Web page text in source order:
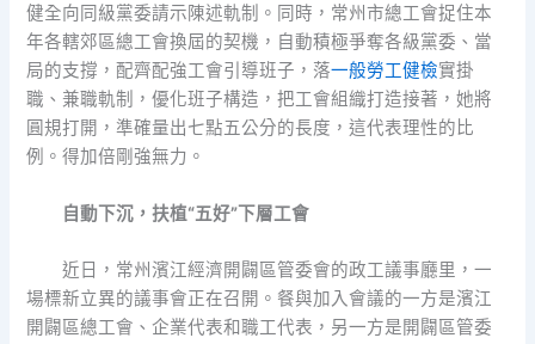
健全向同級黨委請示陳述軌制。同時，常州市總工會捉住本
年各轄郊區總工會換屆的契機，自動積極爭奪各級黨委、當
局的支撐，配齊配強工會引導班子，落一般勞工健檢實掛
職、兼職軌制，優化班子構造，把工會組織打造接著，她將
圓規打開，準確量出七點五公分的長度，這代表理性的比
例。得加倍剛強無力。
自動下沉，扶植“五好”下層工會
近日，常州濱江經濟開闢區管委會的政工議事廳里，一
場標新立異的議事會正在召開。餐與加入會議的一方是濱江
開闢區總工會、企業代表和職工代表，另一方是開闢區管委